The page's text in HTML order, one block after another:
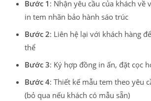
Bước 1 : Nhận yêu cầu của khách về
in tem nhãn bảo hành sáo trúc
Bước 2: Liên hệ lại với khách hàng
thể
Bước 3: Ký hợp đồng in ấn, đặt cọc
Bước 4: Thiết kế mẫu tem theo yêu
(bỏ qua nếu khách có mẫu sẵn)